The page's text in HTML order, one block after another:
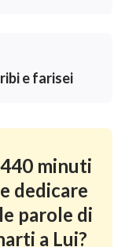
e farisei
minuti
dedicare
parole di
a Lui?